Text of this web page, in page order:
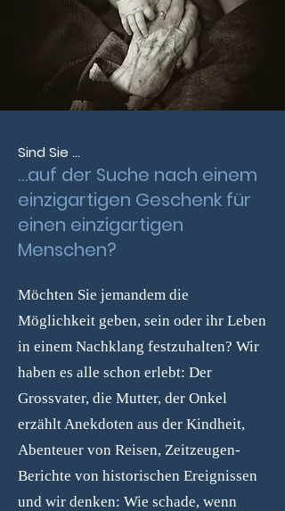
Sind Sie ...
…auf der Suche nach einem
einzigartigen Geschenk für
einen einzigartigen
Menschen?
Möchten Sie jemandem die
Möglichkeit geben, sein oder ihr Leben
in einem Nachklang festzuhalten? Wir
haben es alle schon erlebt: Der
Grossvater, die Mutter, der Onkel
erzählt Anekdoten aus der Kindheit,
Abenteuer von Reisen, Zeitzeugen-
Berichte von historischen Ereignissen
und wir denken: Wie schade, wenn